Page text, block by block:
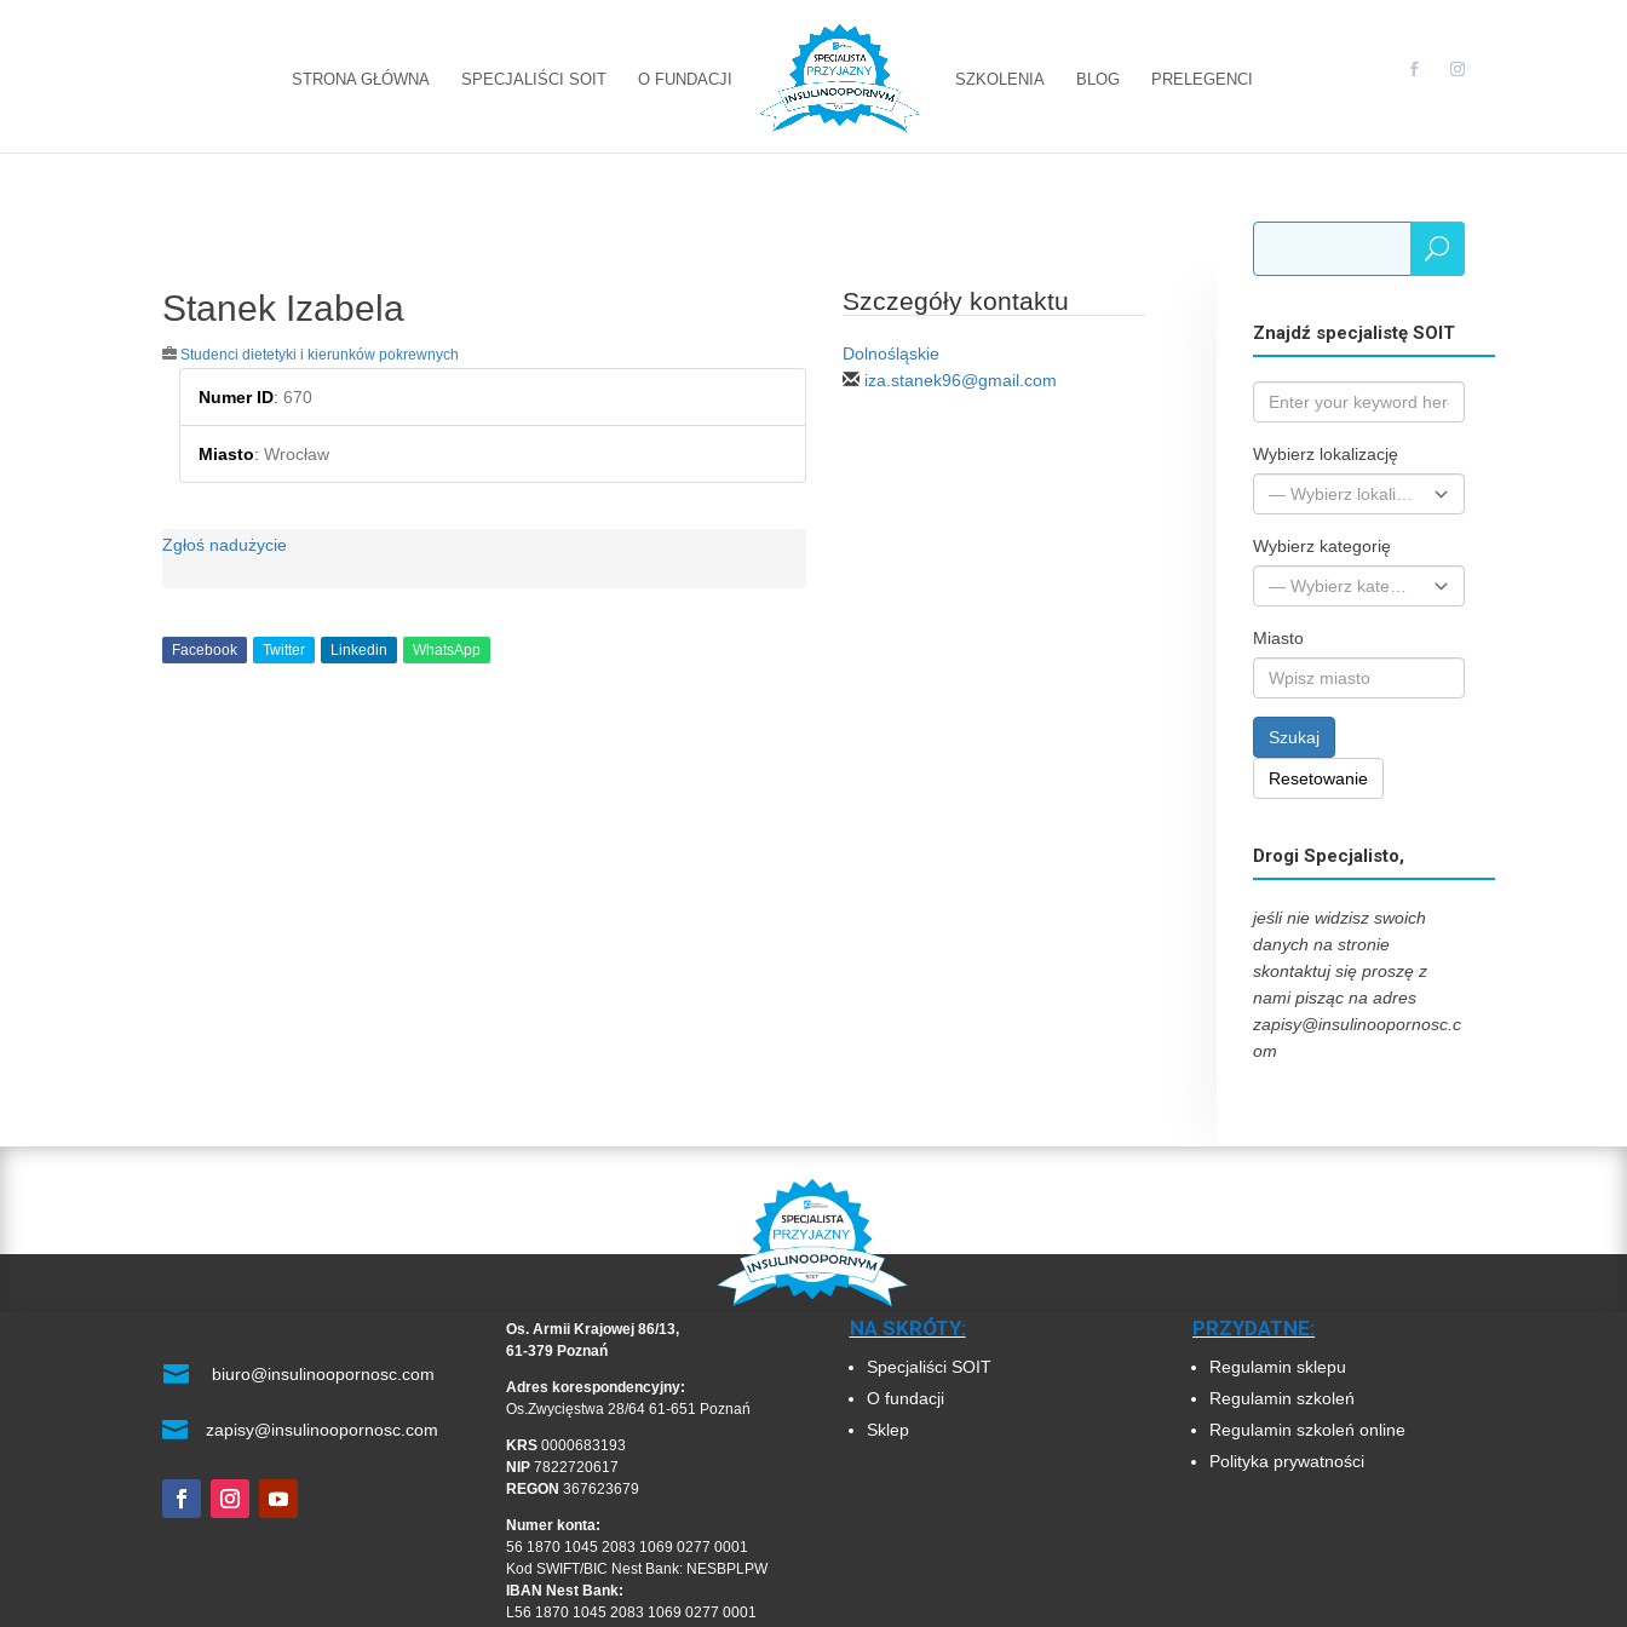
STRONA GŁÓWNA SPECJALIŚCI SOIT O FUNDACJI SZKOLENIA BLOG PRELEGENCI
Stanek Izabela
Studenci dietetyki i kierunków pokrewnych
Numer ID:670
Miasto:Wrocław
Zgłoś nadużycie
Szczegóły kontaktu
Dolnośląskie
iza.stanek96@gmail.com
Facebook Twitter Linkedin WhatsApp
Znajdź specjalistę SOIT
Wybierz lokalizację
Wybierz kategorię
Miasto
Szukaj
Resetowanie
Drogi Specjalisto,
jeśli nie widzisz swoich
danych na stronie
skontaktuj się proszę z
nami pisząc na adres
zapisy@insulinoopornosc.c
om
 biuro@insulinoopornosc.com
 zapisy@insulinoopornosc.com
Os. Armii Krajowej 86/13,
61-379 Poznań
Adres korespondencyjny:
Os.Zwycięstwa 28/64 61-651 Poznań
KRS0000683193
NIP7822720617
REGON 367623679
Numer konta:
56 1870 1045 2083 1069 0277 0001
Kod SWIFT/BIC Nest Bank: NESBPLPW
IBAN Nest Bank:
L56 1870 1045 2083 1069 0277 0001
NA SKRÓTY:
Specjaliści SOIT
O fundacji
Sklep
PRZYDATNE:
Regulamin sklepu
Regulamin szkoleń
Regulamin szkoleń online
Polityka prywatności